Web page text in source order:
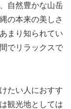
自然豊かな山岳
の本来の美しさ
まり知られてい
でリラックスで
たい人におすす
観光地としては